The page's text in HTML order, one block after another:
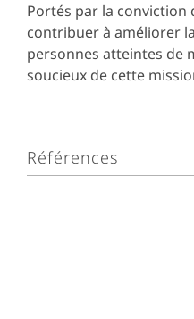
Portés par la conviction
contribuer à améliorer
personnes atteintes de
soucieux de cette
Références